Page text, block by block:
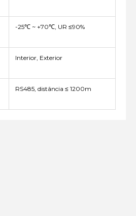
-25℃ ~ +70℃, UR ≤90%
Interior, Exterior
RS485, distância ≤ 1200m